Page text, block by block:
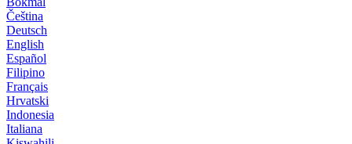
Čeština
Deutsch
English
Español
Filipino
Français
Hrvatski
Indonesia
Italiana